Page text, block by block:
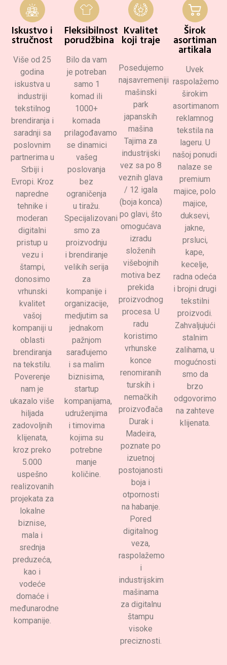
Iskustvo i
stručnost
Više od 25
godina
iskustva u
industriji
tekstilnog
brendiranja i
saradnji sa
poslovnim
partnerima u
Srbiji i
Evropi. Kroz
napredne
tehnike i
moderan
digitalni
pristup u
vezu i
štampi,
donosimo
vrhunski
kvalitet
vašoj
kompaniji u
oblasti
brendiranja
na tekstilu.
Poverenje
nam je
ukazalo više
hiljada
zadovoljnih
klijenata,
kroz preko
5.000
uspešno
realizovanih
projekata za
lokalne
biznise,
mala i
srednja
preduzeća,
kao i
vodeće
domaće i
međunarodne
kompanije.
Fleksibilnost
porudžbina
Bilo da vam
je potreban
samo 1
komad ili
1000+
komada
prilagođavamo
se dinamici
vašeg
poslovanja
bez
ograničenja
u tiražu.
Specijalizovani
smo za
proizvodnju
i brendiranje
velikih serija
za
kompanije i
organizacije,
medjutim sa
jednakom
pažnjom
sarađujemo
i sa malim
biznisima,
startup
kompanijama,
udruženjima
i timovima
kojima su
potrebne
manje
količine.
Kvalitet
koji traje
Posedujemo
najsavremeniji
mašinski
park
japanskih
mašina
Tajima za
industrijski
vez sa po 8
veznih glava
/ 12 igala
(boja konca)
po glavi, što
omogućava
izradu
složenih
višebojnih
motiva bez
prekida
proizvodnog
procesa. U
radu
koristimo
vrhunske
konce
renomiranih
turskih i
nemačkih
proizvođača
Durak i
Madeira,
poznate po
izuetnoj
postojanosti
boja i
otpornosti
na habanje.
Pored
digitalnog
veza,
raspolažemo
i
industrijskim
mašinama
za digitalnu
štampu
visoke
preciznosti.
Širok
asortiman
artikala
Uvek
raspolažemo
širokim
asortimanom
reklamnog
tekstila na
lageru. U
našoj ponudi
nalaze se
premium
majice, polo
majice,
duksevi,
jakne,
prsluci,
kape,
kecelje,
radna odeća
i brojni drugi
tekstilni
proizvodi.
Zahvaljujući
stalnim
zalihama, u
mogućnosti
smo da
brzo
odgovorimo
na zahteve
klijenata.